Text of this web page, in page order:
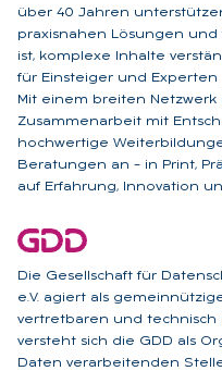
über 40 Jahren
praxisnahen Lösungen und
ist, komplexe Inhalte
für Einsteiger und Experten
Mit einem breiten
Zusammenarbeit mit
hochwertige
Beratungen an – in Print,
auf Erfahrung, Innovation
Die Gesellschaft für
e.V. agiert als
vertretbaren und technisch
versteht sich die GDD als
Daten verarbeitenden